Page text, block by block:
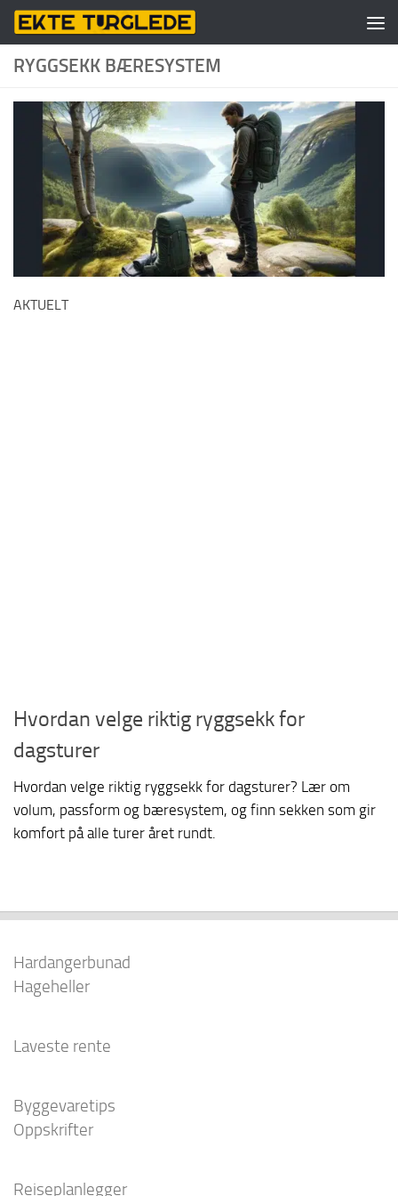
Skip to content
RYGGSEKK BÆRESYSTEM
AKTUELT
Hvordan velge riktig ryggsekk for
dagsturer
Hvordan velge riktig ryggsekk for dagsturer? Lær om
volum, passform og bæresystem, og finn sekken som gir
komfort på alle turer året rundt.
Hardangerbunad
Hageheller
Laveste rente
Byggevaretips
Oppskrifter
Reiseplanlegger